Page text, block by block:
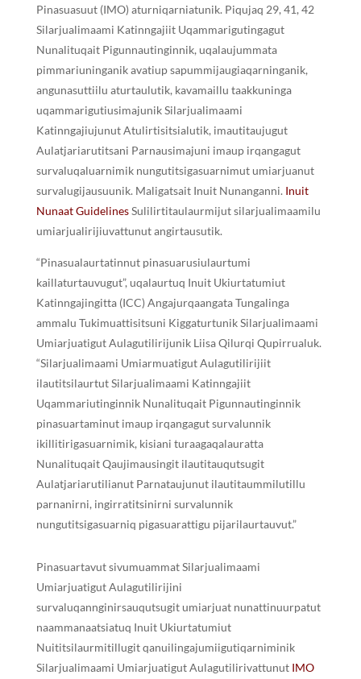
Pinasuasuut (IMO) aturniqarniatunik. Piqujaq 29, 41, 42
Silarjualimaami Katinngajiit Uqammarigutingagut
Nunalituqait Pigunnautinginnik, uqalaujummata
pimmariuninganik avatiup sapummijaugiaqarninganik,
angunasuttiilu aturtaulutik, kavamaillu taakkuninga
uqammarigutiusimajunik Silarjualimaami
Katinngajiujunut Atulirtisitsialutik, imautitaujugut
Aulatjariarutitsani Parnausimajuni imaup irqangagut
survaluqaluarnimik nungutitsigasuarnimut umiarjuanut
survalugijausuunik. Maligatsait Inuit Nunanganni. Inuit
Nunaat GuidelinesSulilirtitaulaurmijut silarjualimaamilu
umiarjualirijiuvattunut angirtausutik.
“Pinasualaurtatinnut pinasuarusiulaurtumi
kaillaturtauvugut”, uqalaurtuq Inuit Ukiurtatumiut
Katinngajingitta (ICC) Angajurqaangata Tungalinga
ammalu Tukimuattisitsuni Kiggaturtunik Silarjualimaami
Umiarjuatigut Aulagutilirijunik Liisa Qilurqi Qupirrualuk.
“Silarjualimaami Umiarmuatigut Aulagutilirijiit
ilautitsilaurtut Silarjualimaami Katinngajiit
Uqammariutinginnik Nunalituqait Pigunnautinginnik
pinasuartaminut imaup irqangagut survalunnik
ikillitirigasuarnimik, kisiani turaagaqalauratta
Nunalituqait Qaujimausingit ilautitauqutsugit
Aulatjariarutilianut Parnataujunut ilautitaummilutillu
parnanirni, ingirratitsinirni survalunnik
nungutitsigasuarniq pigasuarattigu pijarilaurtauvut.”
Pinasuartavut sivumuammat Silarjualimaami
Umiarjuatigut Aulagutilirijini
survaluqannginirsauqutsugit umiarjuat nunattinuurpatut
naammanaatsiatuq Inuit Ukiurtatumiut
Nuititsilaurmitillugit qanuilingajumiigutiqarniminik
Silarjualimaami Umiarjuatigut Aulagutilirivattunut IMO